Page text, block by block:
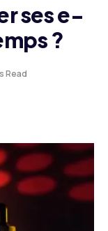
ses e-
?
Read